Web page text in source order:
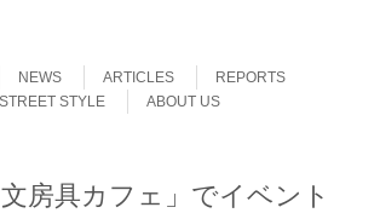
NEWS ARTICLES
REPORTS
STREET STYLE
ABOUT US
房具カフェ」でイベント